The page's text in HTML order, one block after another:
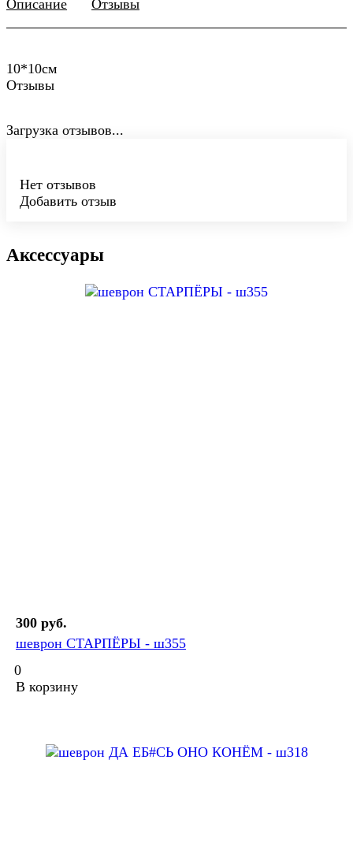
Описание Отзывы
10*10см
Отзывы
Загрузка отзывов...
Нет отзывов
Добавить отзыв
Аксессуары
300 руб.
шеврон СТАРПЁРЫ - ш355
0
В корзину